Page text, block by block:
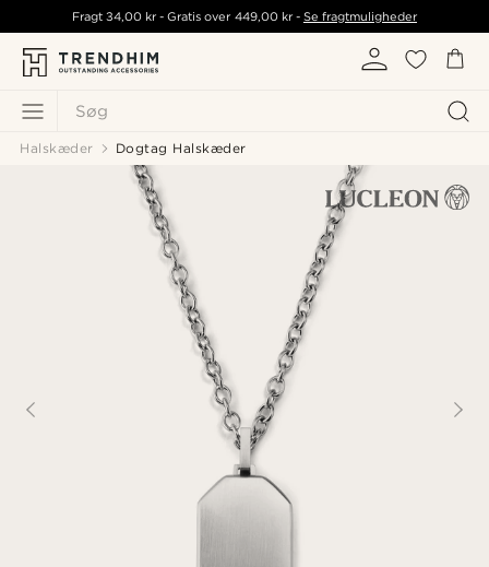
Søg
Fragt34,00 kr - Gratis over 449,00 kr- Se fragtmuligheder
Halskæder Dogtag Halskæder